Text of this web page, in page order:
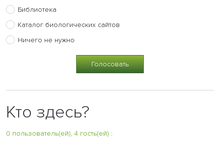
Библиотека
Каталог биологических сайтов
Ничего не нужно
Кто здесь?
0 пользователь(ей), 4 гость(ей) :